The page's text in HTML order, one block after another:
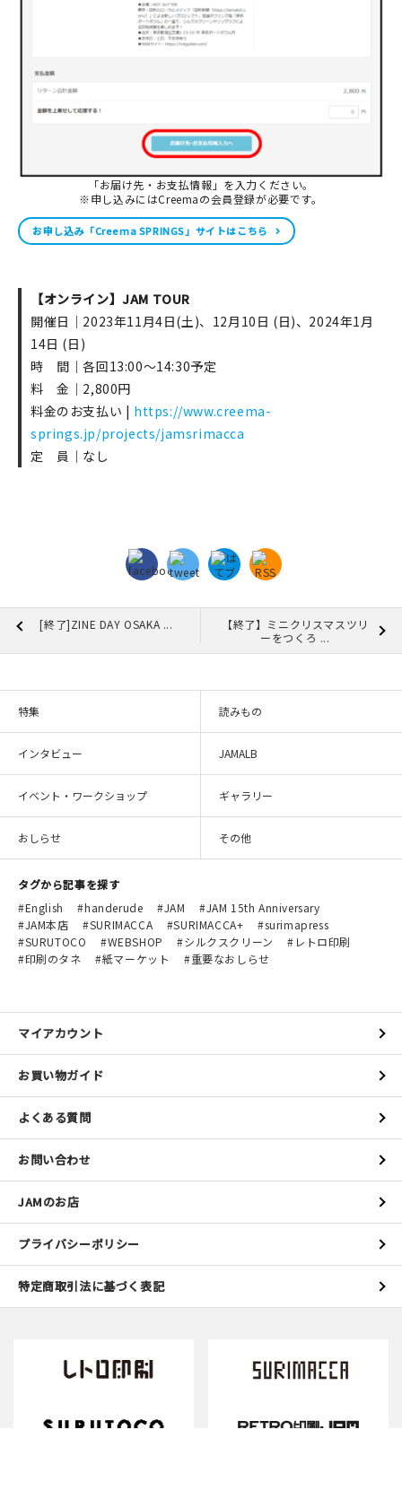
「お届け先・お支払情報」を入力ください。
※申し込みにはCreemaの会員登録が必要です。
お申し込み「Creema SPRINGS」サイトはこちら
【オンライン】JAM TOUR
開催日｜2023年11月4日(土)、12月10日 (日)、2024年1月
14日 (日)
時 間｜各回13:00～14:30予定
料 金｜2,800円
料金のお支払い | https://www.creema-
springs.jp/projects/jamsrimacca
定 員｜なし
[終了]ZINE DAY OSAKA ...
【終了】ミニクリスマスツリ
ーをつくろ ...
特集 読みもの
インタビュー JAMALB
イベント・ワークショップ ギャラリー
おしらせ その他
タグから記事を探す
English
handerude JAM
JAM 15th Anniversary
JAM本店
SURIMACCA SURIMACCA+
surimapress
SURUTOCO
WEBSHOP シルクスクリーン
レトロ印刷
印刷のタネ
紙マーケット 重要なおしらせ
マイアカウント
お買い物ガイド
よくある質問
お問い合わせ
JAMのお店
プライバシーポリシー
特定商取引法に基づく表記